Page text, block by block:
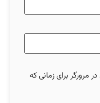
مرورگر برای زمانی که